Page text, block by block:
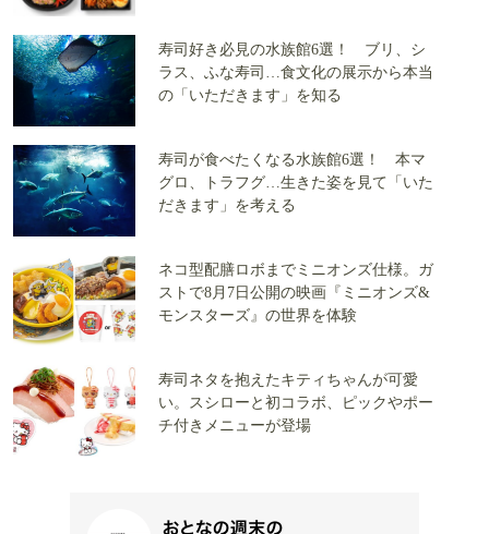
寿司好き必見の水族館6選！ ブリ、シ
ラス、ふな寿司…食文化の展示から本当
の「いただきます」を知る
寿司が食べたくなる水族館6選！ 本マ
グロ、トラフグ…生きた姿を見て「いた
だきます」を考える
ネコ型配膳ロボまでミニオンズ仕様。ガ
ストで8月7日公開の映画『ミニオンズ&
モンスターズ』の世界を体験
寿司ネタを抱えたキティちゃんが可愛
い。スシローと初コラボ、ピックやポー
チ付きメニューが登場